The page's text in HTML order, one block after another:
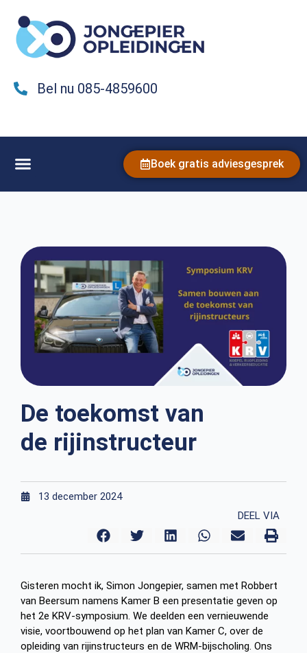
Bel nu 085-4859600
Boek gratis adviesgesprek
De toekomst van
de rijinstructeur
13 december 2024
DEEL VIA
Gisteren mocht ik, Simon Jongepier, samen met Robbert
van Beersum namens Kamer B een presentatie geven op
het 2e KRV-symposium. We deelden een vernieuwende
visie, voortbouwend op het plan van Kamer C, over de
opleiding van rijinstructeurs en de WRM-bijscholing. Ons